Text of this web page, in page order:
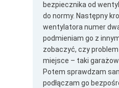
bezpiecznika od
do normy. Następny
wentylatora numer
podmieniam go z
zobaczyć, czy
miejsce – taki
Potem sprawdzam
podłączam go